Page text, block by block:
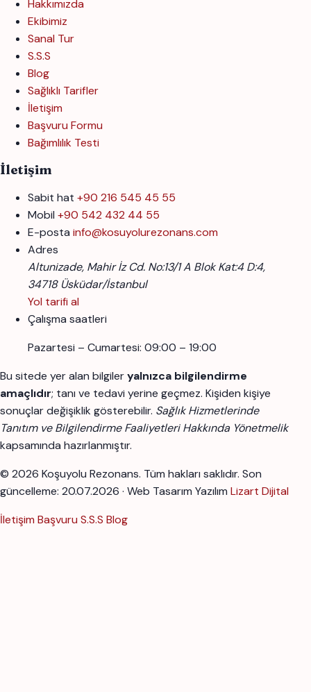
Hakkımızda
Ekibimiz
Sanal Tur
S.S.S
Blog
Sağlıklı Tarifler
İletişim
Başvuru Formu
Bağımlılık Testi
İletişim
Sabit hat +90 216 545 45 55
Mobil +90 542 432 44 55
E-posta info@kosuyolurezonans.com
Adres
Altunizade, Mahir İz Cd. No:13/1 A Blok Kat:4 D:4,
34718 Üsküdar/İstanbul
Yol tarifi al
Çalışma saatleri
Pazartesi – Cumartesi: 09:00 – 19:00
Bu sitede yer alan bilgileryalnızca bilgilendirme
amaçlıdır; tanı ve tedavi yerine geçmez. Kişiden kişiye
sonuçlar değişiklik gösterebilir. Sağlık Hizmetlerinde
Tanıtım ve Bilgilendirme Faaliyetleri Hakkında Yönetmelik
kapsamında hazırlanmıştır.
© 2026 Koşuyolu Rezonans. Tüm hakları saklıdır. Son
güncelleme: 20.07.2026 · Web Tasarım Yazılım Lizart Dijital
İletişim Başvuru S.S.S Blog